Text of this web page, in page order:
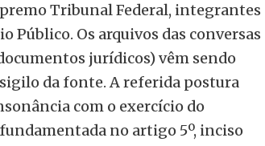
Tribunal Federal, integrantes
Público. Os arquivos das conversas
jurídicos) vêm sendo
da fonte. A referida postura
com o exercício do
no artigo 5º, inciso